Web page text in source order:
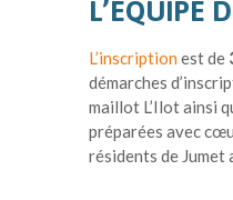
L’ÉQUIPE
L’inscription est de
démarches
maillot L’Ilot ainsi
préparées avec
résidents de Jumet